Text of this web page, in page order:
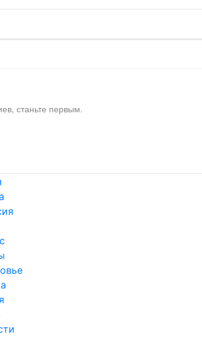
станьте первым.